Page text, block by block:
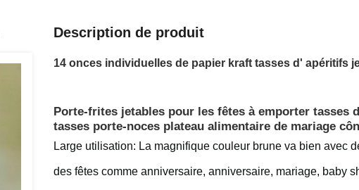
Description de produit
14 onces individuelles de papier kraft tasses d' apéritifs
Porte-frites jetables pour les fêtes à emporter tasses
tasses porte-noces plateau alimentaire de mariage
Large utilisation: La magnifique couleur brune va bien avec
des fêtes comme anniversaire, anniversaire, mariage, baby